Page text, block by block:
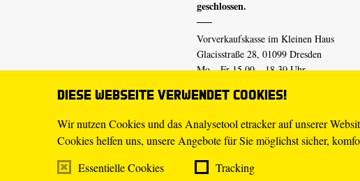
Diese Webseite verwendet Cookies!
Wir nutzen Cookies und das Analysetool etracker auf unserer
Cookies helfen uns, unsere Angebote für Sie möglichst sicher,
Essentielle Cookies
Tracking
geschlossen.
Vorverkaufskasse im Kleinen Haus
Glacisstraße 28, 01099 Dresden
Mo – Fr 15.00 – 18.30 Uhr
geschlossen.
E-Mail tickets@staatsschauspiel-
Telefon 0351.49 13-555